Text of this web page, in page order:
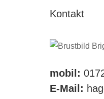
Kontakt
mobil:
E-Mail: